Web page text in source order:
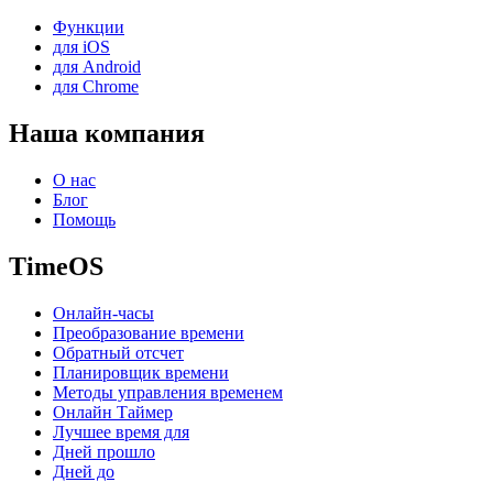
Функции
для iOS
для Android
для Chrome
Наша компания
О нас
Блог
Помощь
TimeOS
Онлайн-часы
Преобразование времени
Обратный отсчет
Планировщик времени
Методы управления временем
Онлайн Таймер
Лучшее время для
Дней прошло
Дней до